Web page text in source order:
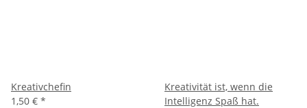
Kreativchefin
1,50 € *
Kreativität ist, wenn die
Intelligenz Spaß hat.